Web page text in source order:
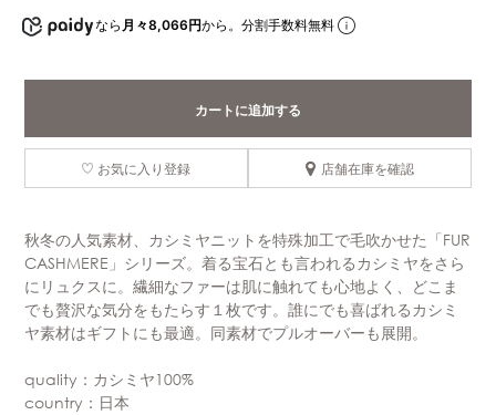
なら 月々8,066円から。分割手数料無料
カートに追加する
お気に入り登録 店舗在庫を確認
秋冬の人気素材、カシミヤニットを特殊加工で毛吹かせた「FUR
CASHMERE」シリーズ。着る宝石とも言われるカシミヤをさら
にリュクスに。繊細なファーは肌に触れても心地よく、どこま
でも贅沢な気分をもたらす１枚です。誰にでも喜ばれるカシミ
ヤ素材はギフトにも最適。同素材でプルオーバーも展開。
quality：カシミヤ100%
country：日本